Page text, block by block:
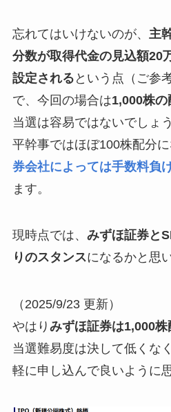
忘れてはいけないのが、 主
分数が取得代金の見込額20
設定される という点（ご参
で、今回の場合は1,000株の
当選は容易ではないでしょう
平幹事ではほぼ100株配分に
券会社によっては手数料負
ます。
現時点では、 みずほ証券と
りのスタンスになるかと思
（2025/9/23 更新）
やはり みずほ証券は1,000株
当選難易度は決して低くな
軽に申し込んで良いように